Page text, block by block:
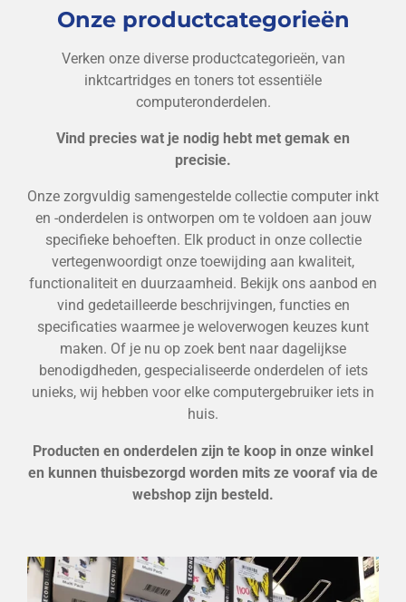
Onze productcategorieën
Verken onze diverse productcategorieën, van
inktcartridges en toners tot essentiële
computeronderdelen.
Vind precies wat je nodig hebt met gemak en
precisie.
Onze zorgvuldig samengestelde collectie computer inkt
en -onderdelen is ontworpen om te voldoen aan jouw
specifieke behoeften. Elk product in onze collectie
vertegenwoordigt onze toewijding aan kwaliteit,
functionaliteit en duurzaamheid. Bekijk ons aanbod en
vind gedetailleerde beschrijvingen, functies en
specificaties waarmee je weloverwogen keuzes kunt
maken. Of je nu op zoek bent naar dagelijkse
benodigdheden, gespecialiseerde onderdelen of iets
unieks, wij hebben voor elke computergebruiker iets in
huis.
Producten en onderdelen zijn te koop in onze winkel
en kunnen thuisbezorgd worden mits ze vooraf via de
webshop zijn besteld.